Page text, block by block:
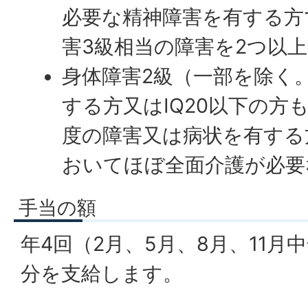
必要な精神障害を有する
害3級相当の障害を2つ以
身体障害2級（一部を除く
する方又はIQ20以下の方
度の障害又は病状を有す
おいてほぼ全面介護が必
手当の額
年4回（2月、5月、8月、11月
分を支給します。